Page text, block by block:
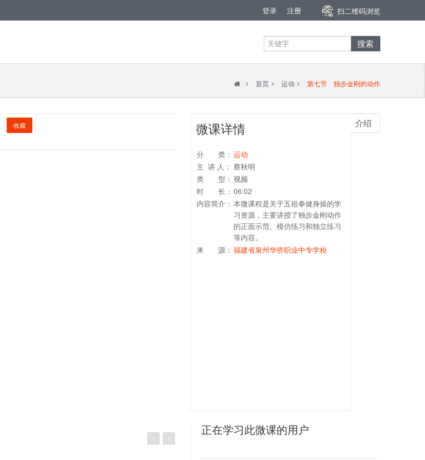
扫二维码浏览
登录 注册
搜索
首页 运动 第七节 独步金刚的动作
收藏 介绍
微课详情
分 类： 运动
主 讲 人： 蔡秋明
类 型： 视频
时 长： 06:02
内容简介： 本微课程是关于五祖拳健身操的学
习资源，主要讲授了独步金刚动作
的正面示范、模仿练习和独立练习
等内容。
来 源： 福建省泉州华侨职业中专学校
正在学习此微课的用户